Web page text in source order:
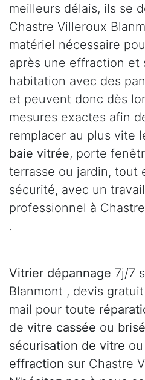
meilleurs délais, ils se
Chastre Villeroux
matériel nécessaire
après une effraction et
habitation avec des
et peuvent donc dès
mesures exactes afin
remplacer au plus vite
baie vitrée, porte
terrasse ou jardin, tout
sécurité, avec un
professionnel à
.
Vitrier dépannage 7j/7
Blanmont , devis
mail pour toute
de vitre cassée ou
sécurisation de vitre
effraction sur Chastre